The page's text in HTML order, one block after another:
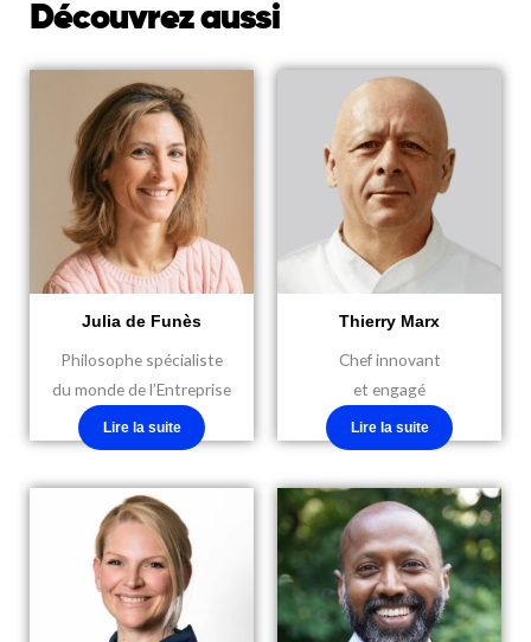
Découvrez aussi
Julia de Funès
Philosophe spécialiste
du monde de l’Entreprise
Lire la suite
Thierry Marx
Chef innovant
et engagé
Lire la suite